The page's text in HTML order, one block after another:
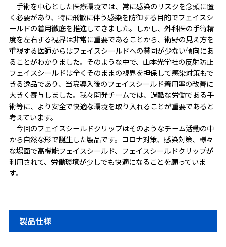
手術を中心とした医療環境では、常に感染のリスクを念頭に置
く必要があり、特に飛散に伴う感染を防御する目的でフェイスシ
ールドの着用徹底を推進してきました。しかし、外科医の手術精
度を左右する視界は非常に重要であることから、術野の見え方を
重視する医師からはフェイスシールドへの賛同が少ない傾向にあ
ることがわかりました。そのような中で、山本光学社の反射防止
フェイスシールドは全くそのままの視界を担保して感染対策もで
きる逸品であり、当院導入後のフェイスシールド着用率の改善に
大きく寄与しました。我々開発チームでは、過酷な労働である手
術等に、より安全で快適な環境を取り入れることが重要であると
考えています。
今回のフェイスシールドクリップはそのようなチーム活動の中
から自然な形で誕生した製品です。コロナ対策、感染対策、様々
な場面で高機能フェイスシールド、フェイスシールドクリップが
利用されて、労働環境が少しでも快適になることを願っていま
す。
製品仕様